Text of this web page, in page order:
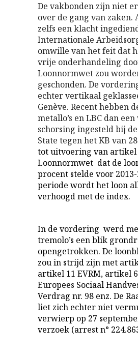
De vakbonden zijn niet
over de gang van zaken.
zelfs een klacht
Internationale
omwille van het feit dat
vrije onderhandeling
Loonnormwet zou
geschonden. De
echter vertikaal
Genève. Recent hebben
metallo’s en LBC dan
schorsing ingesteld bij
State tegen het KB van
tot uitvoering van artikel
Loonnormwet dat de
procent stelde voor
periode wordt het loon
verhoogd met de index.
In de vordering werd
tremolo’s een blik
opengetrokken. De
zou in strijd zijn met
artikel 11 EVRM, artikel
Europees Sociaal
Verdrag nr. 98 enz. De
liet zich echter niet
verwierp op 27
verzoek (arrest n°